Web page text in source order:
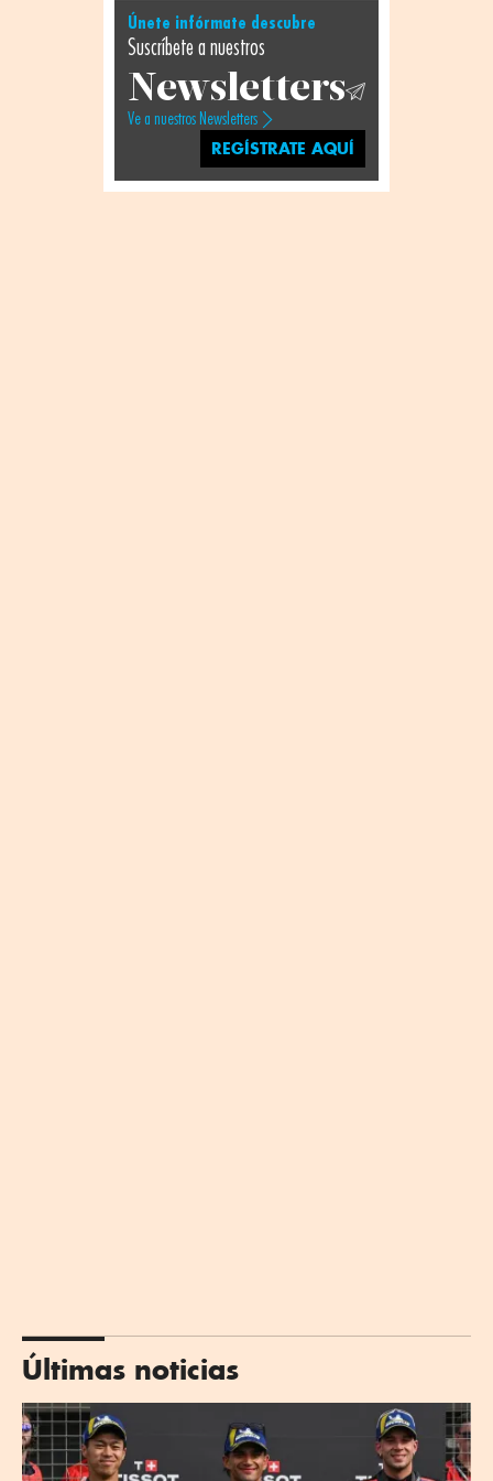
Únete infórmate descubre
Suscríbete a nuestros
Newsletters
Ve a nuestros Newsletters
REGÍSTRATE AQUÍ
Últimas noticias